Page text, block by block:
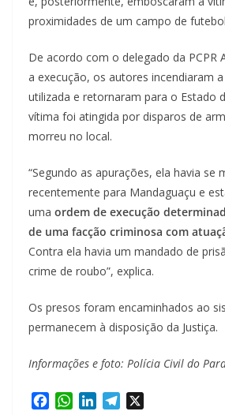
proximidades de um campo de
De acordo com o delegado da PCPR
a execução, os autores incendiaram
utilizada e retornaram para o Estado
vítima foi atingida por disparos de
morreu no local.
“Segundo as apurações, ela havia se
recentemente para Mandaguaçu e
uma ordem de execução
de uma facção criminosa com
Contra ela havia um mandado de
crime de roubo”, explica.
Os presos foram encaminhados ao
permanecem à disposição da Justiça.
Informações e foto: Polícia Civil do
W